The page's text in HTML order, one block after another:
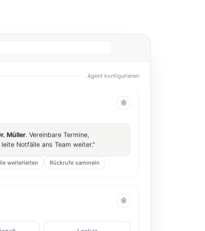
Agent konfigurieren
Müller. Vereinbare Termine,
Notfälle ans Team weiter."
weiterleiten Rückrufe sammeln